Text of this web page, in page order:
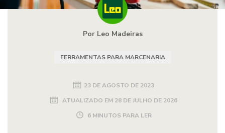
Por Leo Madeiras
FERRAMENTAS PARA MARCENARIA
23 DE AGOSTO DE 2023
ATUALIZADO EM 28 DE JULHO DE 2026
6 MINUTOS PARA LER